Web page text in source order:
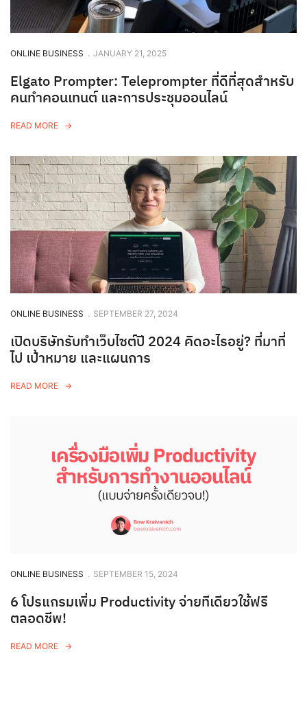
ONLINE BUSINESS . JANUARY 21, 2025
Elgato Prompter: Teleprompter ที่ดีที่สุดสำหรับ
คนทำคอนเทนต์ และการประชุมออนไลน์
READ MORE
ONLINE BUSINESS . SEPTEMBER 27, 2024
เปิดบริษัทรับทำเว็บไซต์ปี 2024 คิดอะไรอยู่? ที่มาที่
ไป เป้าหมาย และแผนการ
READ MORE
ONLINE BUSINESS . SEPTEMBER 15, 2024
6 โปรแกรมเพิ่ม Productivity จ่ายทีเดียวใช้ฟรี
ตลอดชีพ!
READ MORE